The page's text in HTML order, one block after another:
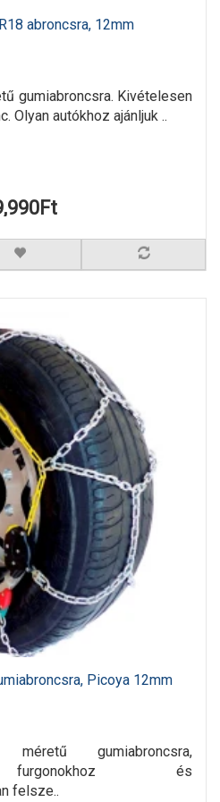
abroncsra, 12mm
gumiabroncsra. Kivételesen
Olyan autókhoz ajánljuk ..
Picoya 12mm
gumiabroncsra,
furgonokhoz és
felsze..